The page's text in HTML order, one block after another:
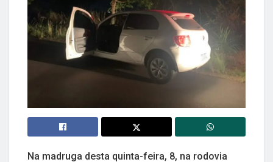
Na madruga desta quinta-feira, 8, na rodovia